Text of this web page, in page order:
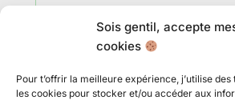
Sois gentil, accepte
cookies
Pour t’offrir la meilleure expérience, j’utilise
les cookies pour stocker et/ou accéder aux
←Article précédent